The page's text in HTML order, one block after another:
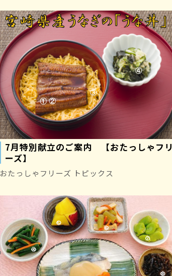
7月特別献立のご案内 【おたっしゃフリ
ーズ】
おたっしゃフリーズ トピックス